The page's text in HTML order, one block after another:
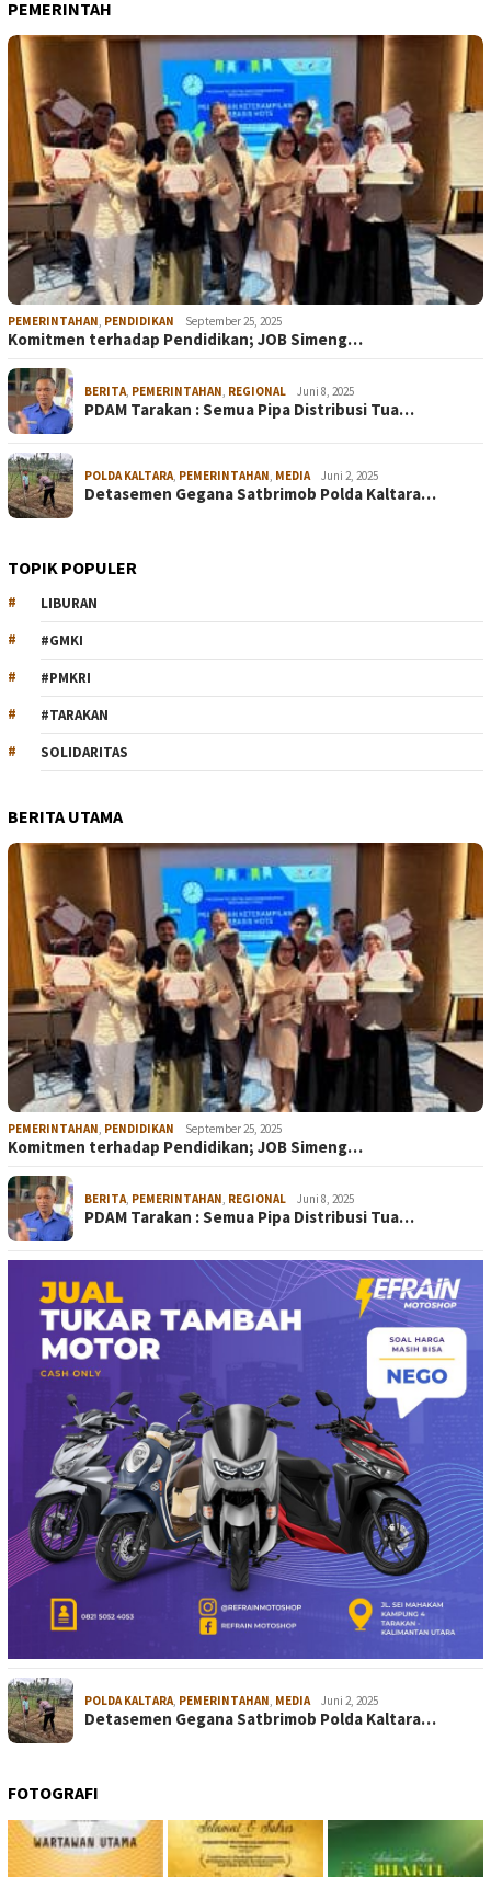
PEMERINTAH
PEMERINTAHAN, PENDIDIKAN September 25, 2025
Komitmen terhadap Pendidikan; JOB Simeng…
BERITA, PEMERINTAHAN, REGIONAL Juni 8, 2025
PDAM Tarakan : Semua Pipa Distribusi Tua…
POLDA KALTARA, PEMERINTAHAN, MEDIA Juni 2, 2025
Detasemen Gegana Satbrimob Polda Kaltara…
TOPIK POPULER
LIBURAN
#GMKI
#PMKRI
#TARAKAN
SOLIDARITAS
BERITA UTAMA
PEMERINTAHAN, PENDIDIKAN September 25, 2025
Komitmen terhadap Pendidikan; JOB Simeng…
BERITA, PEMERINTAHAN, REGIONAL Juni 8, 2025
PDAM Tarakan : Semua Pipa Distribusi Tua…
POLDA KALTARA PEMERINTAHAN MEDIA Juni 2, 2025
Detasemen Gegana Satbrimob Polda Kaltara…
FOTOGRAFI